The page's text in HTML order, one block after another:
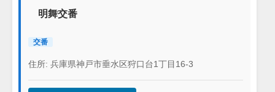
明舞交番
交番
住所: 兵庫県神戸市垂水区狩口台1丁目16-3